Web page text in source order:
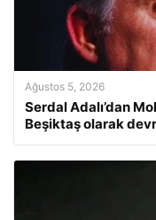
Ağustos 5, 2026
Serdal Adalı’dan
Beşiktaş olarak